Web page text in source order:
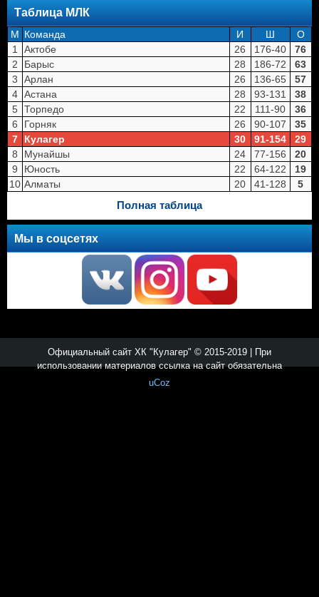
Таблица МЛК
M Команда И Ш
О
1
Актобе 26 176-40
76
2
Барыс 28 186-72
63
3
Арлан 26 136-65
57
4 Астана 28 93-131
38
5 Торпедо 22 111-90
36
6
Горняк 26 90-107
35
7
Кулагер 30 91-154
29
8
Мунайшы 24 77-156
20
9
Юность 22 64-122
19
10 Алматы 20 41-128
5
Полная таблица
Мы в соцсетях
Официальный сайт ХК "Кулагер" © 2015-2019 | При
использовании материалов ссылка на сайт обязательна
uCoz